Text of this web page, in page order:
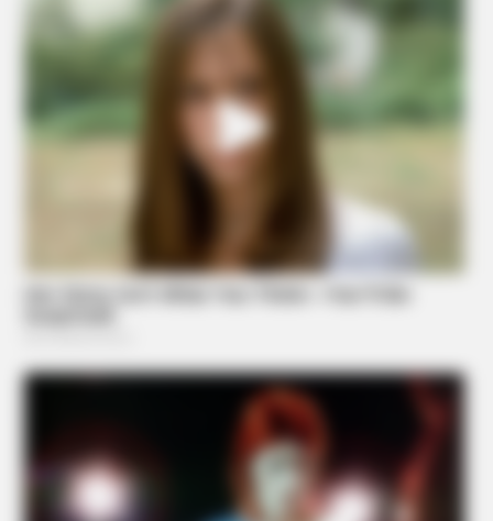
Columbus Adults Are Fixing High Blood Sugar Spikes At